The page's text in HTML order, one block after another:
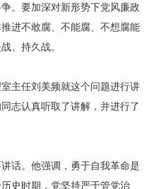
。要加深对新形势下党风廉政
进不敢腐、不能腐、不想腐能
、持久战。
任刘美频就这个问题进行讲
志认真听取了讲解，并进行了
。他强调，勇于自我革命是
史时期，党坚持严于管党治